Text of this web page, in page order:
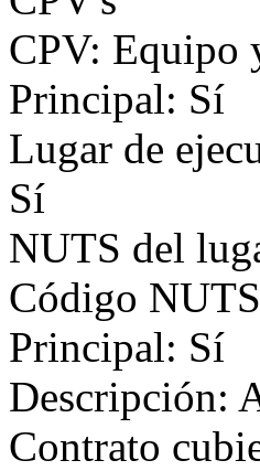
CPV: Equipo
Principal: Sí
Lugar de
Sí
NUTS del
Código
Principal: Sí
Descripción:
Contrato